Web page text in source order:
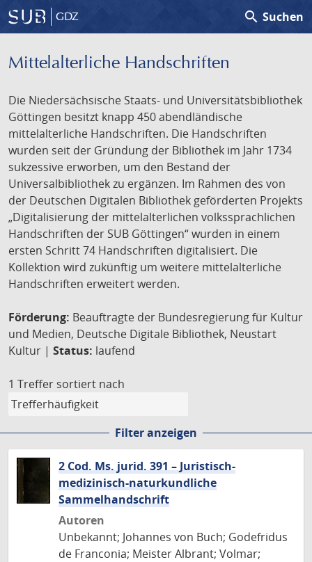
GDZ search Suchen
Mittelalterliche Handschriften
Die Niedersächsische Staats- und Universitätsbibliothek
Göttingen besitzt knapp 450 abendländische
mittelalterliche Handschriften. Die Handschriften
wurden seit der Gründung der Bibliothek im Jahr 1734
sukzessive erworben, um den Bestand der
Universalbibliothek zu ergänzen. Im Rahmen des von
der Deutschen Digitalen Bibliothek geförderten Projekts
„Digitalisierung der mittelalterlichen volkssprachlichen
Handschriften der SUB Göttingen“ wurden in einem
ersten Schritt 74 Handschriften digitalisiert. Die
Kollektion wird zukünftig um weitere mittelalterliche
Handschriften erweitert werden.
Förderung: Beauftragte der Bundesregierung für Kultur
und Medien, Deutsche Digitale Bibliothek, Neustart
Kultur | Status: laufend
1 Treffer sortiert nach
Filter anzeigen
2 Cod. Ms. jurid. 391 – Juristisch-
medizinisch-naturkundliche
Sammelhandschrift
Autoren
Unbekannt; Johannes von Buch; Godefridus
de Franconia; Meister Albrant; Volmar;